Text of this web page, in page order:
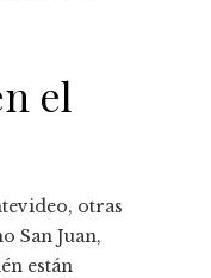
el
otras
San Juan,
están